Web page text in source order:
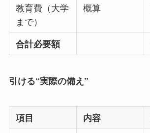
教育費（大学
まで）
概算
合計必要額
引ける“実際の備え”
項目 内容